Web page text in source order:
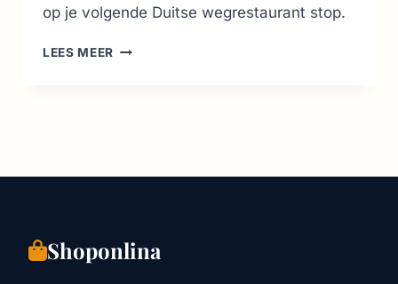
op je volgende Duitse wegrestaurant stop.
LEES MEER MCDONALD’S
DEALS
Shoponlina